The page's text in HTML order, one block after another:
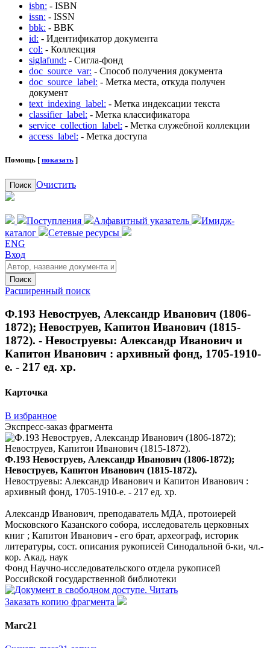
isbn: - ISBN
issn: - ISSN
bbk: - BBK
id: - Идентификатор документа
col: - Коллекция
siglafund: - Сигла-фонд
doc_source_var: - Способ получения документа
doc_source_label: - Метка места, откуда получен
документ
text_indexing_label: - Метка индексации текста
classifier_label: - Метка классификатора
service_collection_label: - Метка служебной коллекции
access_label: - Метка доступа
Помощь [ показать ]
Поиск Очистить
Поступления Алфавитный указатель
Имидж-
каталог
Сетевые ресурсы
ENG
Вход
Поиск
Расширенный поиск
Ф.193 Невоструев, Александр Иванович (1806-
1872); Невоструев, Капитон Иванович (1815-
1872). - Невоструевы: Александр Иванович и
Капитон Иванович : архивный фонд, 1705-1910-
е. - 217 ед. хр.
Карточка
В избранное
Экспресс-заказ фрагмента
Ф.193 Невоструев, Александр Иванович (1806-1872);
Невоструев, Капитон Иванович (1815-1872).
Невоструевы: Александр Иванович и Капитон Иванович :
архивный фонд, 1705-1910-е. - 217 ед. хр.
Александр Иванович, преподаватель МДА, протоиерей
Московского Казанского собора, исследователь церковных
книг ; Капитон Иванович - его брат, археограф, историк
литературы, сост. описания рукописей Синодальной б-ки, чл.-
кор. Акад. наук
Фонд Научно-исследовательского отдела рукописей
Российской государственной библиотеки
Читать
Заказать копию фрагмента
Marc21